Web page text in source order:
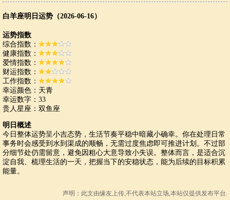
白羊座明日运势（2026-06-16）
运势指数
综合指数：
健康指数：
爱情指数：
财运指数：
工作指数：
幸运颜色：天青
幸运数字：33
贵人星座：双鱼座
明日概述
今日整体运势呈小吉态势，生活节奏平稳中暗藏小确幸。你在处理日常
事务时会感受到水到渠成的顺畅，无需过度焦虑即可推进计划。不过部
分细节处仍需留意，避免因粗心大意导致小失误。整体而言，是适合沉
淀自我、梳理生活的一天，把握当下的安稳状态，能为后续的目标积累
能量。
声明：此文由缘友 上传,不代表本站立场,本站仅提供发布平台.